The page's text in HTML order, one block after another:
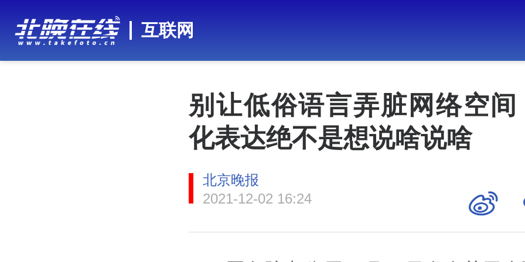
互联网
别让低俗语言弄脏网络空间
化表达绝不是想说啥说啥
北京晚报
2021-12-02 16:24